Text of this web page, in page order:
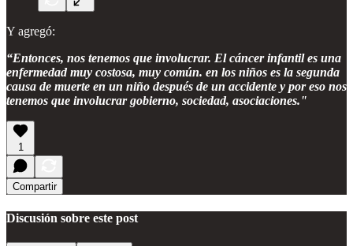
Y agregó:
“Entonces, nos tenemos que involucrar. El cáncer infantil es una
enfermedad muy costosa, muy común. en los niños es la segunda
causa de muerte en un niño después de un accidente y por eso nos
tenemos que involucrar gobierno, sociedad, asociaciones."
1
Compartir
Discusión sobre este post